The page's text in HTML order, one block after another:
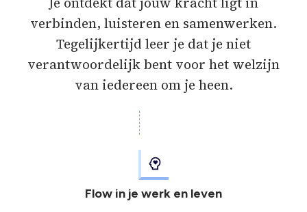
verbinden, luisteren en samenwerken.
Tegelijkertijd leer je dat je niet
verantwoordelijk bent voor het welzijn
van iedereen om je heen.
Flow in je werk en leven